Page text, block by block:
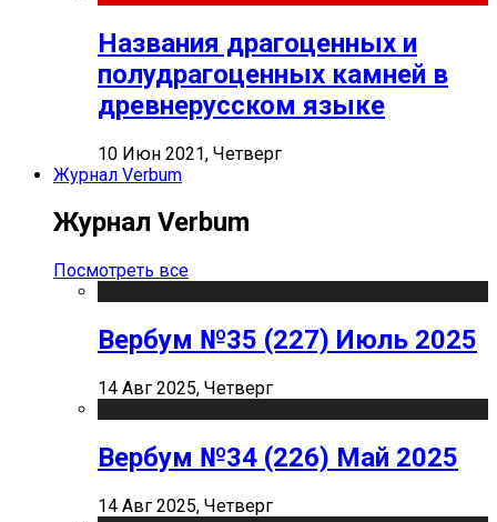
Названия драгоценных и
полудрагоценных камней в
древнерусском языке
10 Июн 2021, Четверг
Журнал Verbum
Журнал Verbum
Посмотреть все
Вербум №35 (227) Июль 2025
14 Авг 2025, Четверг
Вербум №34 (226) Май 2025
14 Авг 2025, Четверг